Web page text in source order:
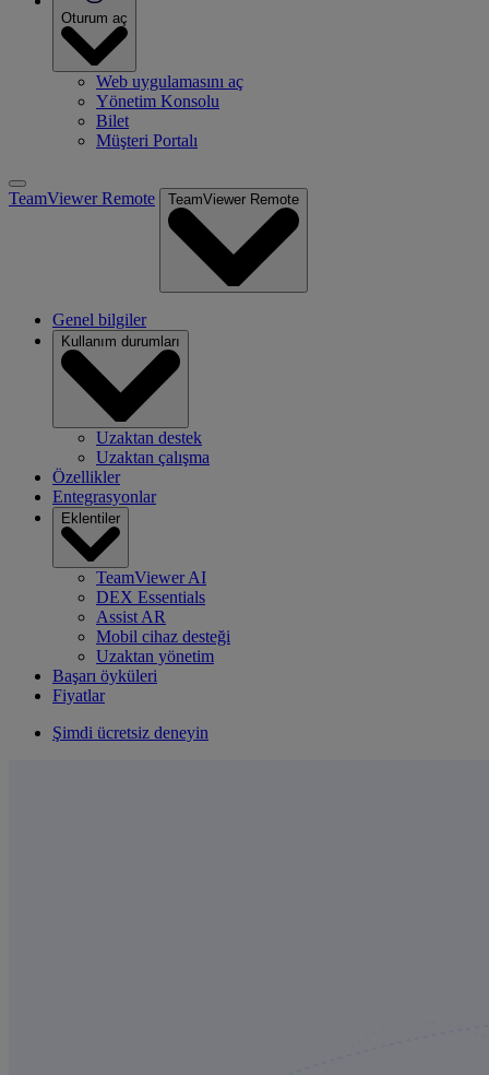
Oturum aç
Web uygulamasını aç
Yönetim Konsolu
Bilet
Müşteri Portalı
TeamViewer Remote TeamViewer Remote
Genel bilgiler
Kullanım durumları
Uzaktan destek
Uzaktan çalışma
Özellikler
Entegrasyonlar
Eklentiler
TeamViewer AI
DEX Essentials
Assist AR
Mobil cihaz desteği
Uzaktan yönetim
Başarı öyküleri
Fiyatlar
Şimdi ücretsiz deneyin